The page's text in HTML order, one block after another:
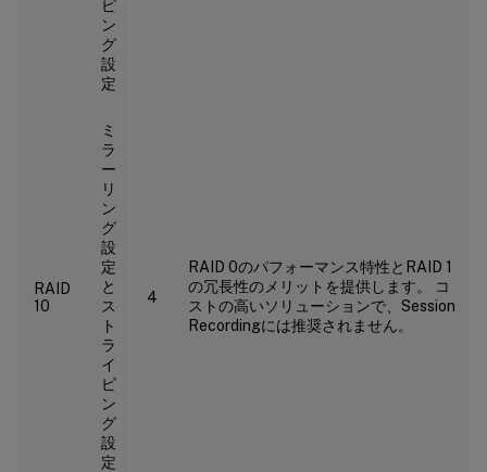
ピ
ン
グ
設
定
RAID
10
ミ
ラ
ー
リ
ン
グ
設
定
と
ス
ト
ラ
イ
ピ
ン
グ
設
定
4
RAID 0のパフォーマンス特性とRAID 1
の冗長性のメリットを提供します。 コ
ストの高いソリューションで、Session
Recordingには推奨されません。